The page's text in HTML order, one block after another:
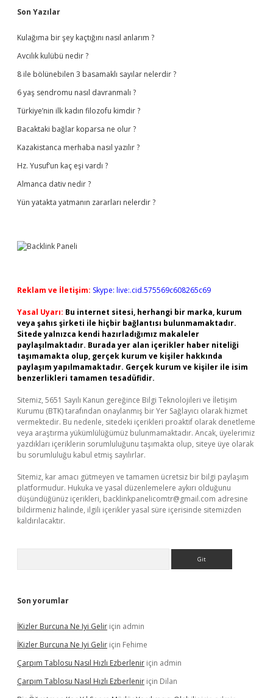
Sidebar
Son Yazılar
Kulağıma bir şey kaçtığını nasıl anlarım ?
Avcılık kulübü nedir ?
8 ile bölünebilen 3 basamaklı sayılar nelerdir ?
6 yaş sendromu nasıl davranmalı ?
Türkiye’nin ilk kadın filozofu kimdir ?
Bacaktaki bağlar koparsa ne olur ?
Kazakistanca merhaba nasıl yazılır ?
Hz. Yusuf’un kaç eşi vardı ?
Almanca dativ nedir ?
Yün yatakta yatmanın zararları nelerdir ?
Reklam ve İletişim: Skype: live:.cid.575569c608265c69
Yasal Uyarı: Bu internet sitesi, herhangi bir marka, kurum
veya şahıs şirketi ile hiçbir bağlantısı bulunmamaktadır.
Sitede yalnızca kendi hazırladığımız makaleler
paylaşılmaktadır. Burada yer alan içerikler haber niteliği
taşımamakta olup, gerçek kurum ve kişiler hakkında
paylaşım yapılmamaktadır. Gerçek kurum ve kişiler ile isim
benzerlikleri tamamen tesadüfidir.
Sitemiz, 5651 Sayılı Kanun gereğince Bilgi Teknolojileri ve İletişim
Kurumu (BTK) tarafından onaylanmış bir Yer Sağlayıcı olarak hizmet
vermektedir. Bu nedenle, sitedeki içerikleri proaktif olarak denetleme
veya araştırma yükümlülüğümüz bulunmamaktadır. Ancak, üyelerimiz
yazdıkları içeriklerin sorumluluğunu taşımakta olup, siteye üye olarak
bu sorumluluğu kabul etmiş sayılırlar.
Sitemiz, kar amacı gütmeyen ve tamamen ücretsiz bir bilgi paylaşım
platformudur. Hukuka ve yasal düzenlemelere aykırı olduğunu
düşündüğünüz içerikleri, backlinkpanelicomtr@gmail.com adresine
bildirmeniz halinde, ilgili içerikler yasal süre içerisinde sitemizden
kaldırılacaktır.
Son yorumlar
İKizler Burcuna Ne Iyi Gelir için admin
İKizler Burcuna Ne Iyi Gelir için Fehime
Çarpım Tablosu Nasıl Hızlı Ezberlenir için admin
Çarpım Tablosu Nasıl Hızlı Ezberlenir için Dilan